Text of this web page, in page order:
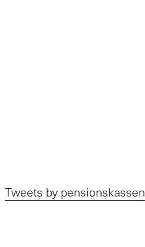
Tweets by pensionskassen